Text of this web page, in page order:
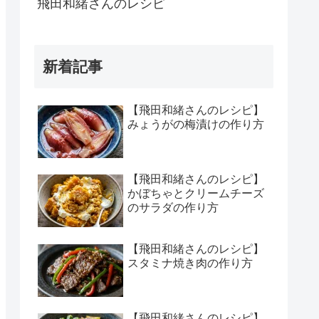
飛田和緒さんのレシピ
新着記事
【飛田和緒さんのレシピ】
みょうがの梅漬けの作り方
【飛田和緒さんのレシピ】
かぼちゃとクリームチーズ
のサラダの作り方
【飛田和緒さんのレシピ】
スタミナ焼き肉の作り方